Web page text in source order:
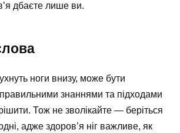
дбаєте лише ви.
ноги внизу, може бути
знаннями та підходами
Тож не зволікайте — беріться
адже здоров’я ніг важливе, як